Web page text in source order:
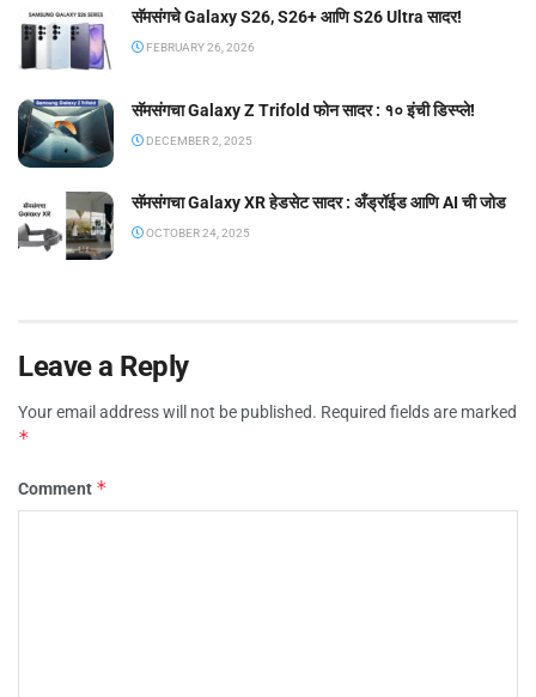
सॅमसंगचे Galaxy S26, S26+ आणि S26 Ultra सादर!
FEBRUARY 26, 2026
सॅमसंगचा Galaxy Z Trifold फोन सादर : १० इंची डिस्प्ले!
DECEMBER 2, 2025
सॅमसंगचा Galaxy XR हेडसेट सादर : अँड्रॉईड आणि AI ची जोड
OCTOBER 24, 2025
Leave a Reply
Your email address will not be published. Required fields are marked
*
Comment *